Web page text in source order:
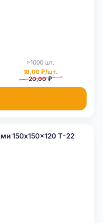
>1000 шт.
18,00 ₽/шт.
20,00 ₽
150x150x120 Т-22